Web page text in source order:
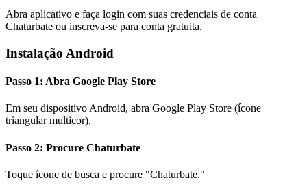
Abra aplicativo e faça login com suas credenciais de conta
Chaturbate ou inscreva-se para conta gratuita.
Instalação Android
Passo 1: Abra Google Play Store
Em seu dispositivo Android, abra Google Play Store (ícone
triangular multicor).
Passo 2: Procure Chaturbate
Toque ícone de busca e procure "Chaturbate."